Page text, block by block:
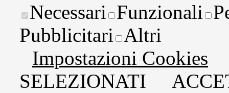
Necessari Funzionali
Pubblicitari Altri
Impostazioni Cookies
SELEZIONATI